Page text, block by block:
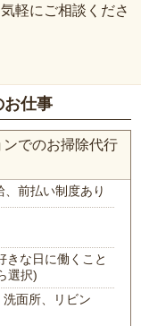
軽にご相談くださ
お仕事
でのお掃除代行
、前払い制度あり
きな日に働くこと
選択)
面所、リビン